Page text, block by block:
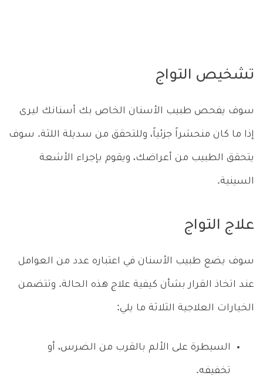
تشخيص التواج
سوف يفحص طبيب الأسنان الخاص بك أسنانك ليرى
إذا ما كان منحشراً جزئياً، وللتحقق من سديلة اللثة. سوف
يتحقق الطبيب من أعراضك، ويقوم بإجراء الأشعة
السينية.
علاج التواج
سوف يضع طبيب الأسنان في اعتباره عدد من العوامل
عند اتخاذ القرار بشأن كيفية علاج هذه الحالة. وتتضمن
الخيارات العلاجية الثلاثة ما يلي:
السيطرة على الألم بالقرب من الضرس، أو
تخفيفه.